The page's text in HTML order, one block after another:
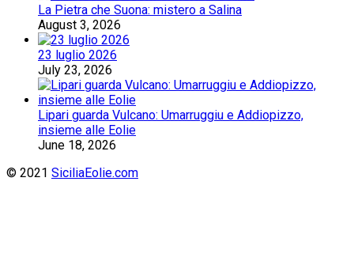
La Pietra che Suona: mistero a Salina
August 3, 2026
23 luglio 2026
July 23, 2026
Lipari guarda Vulcano: Umarruggiu e Addiopizzo,
insieme alle Eolie
June 18, 2026
© 2021 SiciliaEolie.com